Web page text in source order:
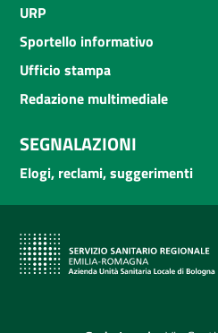
URP
Sportello informativo
Ufficio stampa
Redazione multimediale
SEGNALAZIONI
Elogi, reclami, suggerimenti